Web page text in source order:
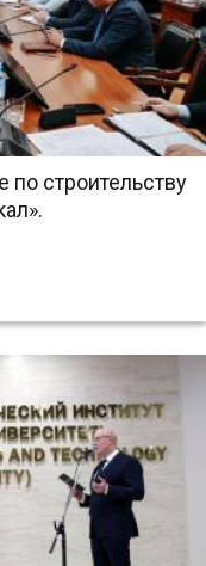
строительству